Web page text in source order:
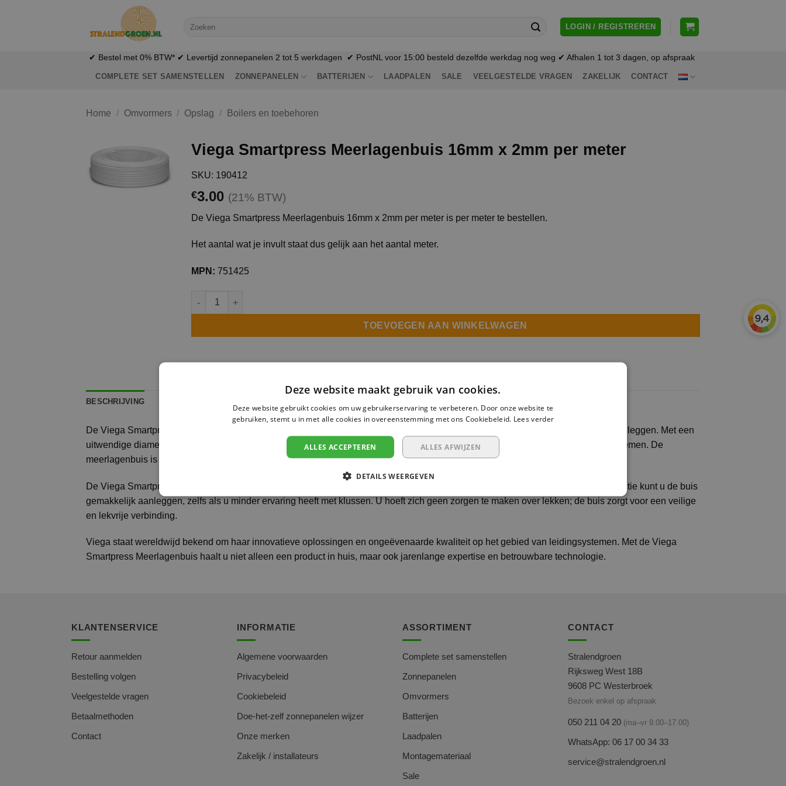
LOGIN / REGISTREREN
✔ Bestel met 0% BTW* ✔ Levertijd zonnepanelen 2 tot 5 werkdagen ✔ PostNL voor 15:00 besteld dezelfde werkdag nog weg ✔ Afhalen 1 tot 3 dagen, op afspraak
COMPLETE SET SAMENSTELLEN ZONNEPANELEN BATTERIJEN LAADPALEN SALE VEELGESTELDE VRAGEN ZAKELIJK CONTACT
Home / Omvormers / Opslag / Boilers en toebehoren
Viega Smartpress Meerlagenbuis 16mm x 2mm per meter
SKU: 190412
€3.00 (21% BTW)
De Viega Smartpress Meerlagenbuis 16mm x 2mm per meter is per meter te bestellen.
Het aantal wat je invult staat dus gelijk aan het aantal meter.
MPN: 751425
Viega Smartpress Meerlagenbuis 16mm x 2mm per meter aantal
TOEVOEGEN AAN WINKELWAGEN
BESCHRIJVING
De Viega Smartpress Meerlagenbuis 16mm x 2mm per meter is de ideale keuze voor doe-het-zelvers die een watertracé willen aanleggen. Met een
uitwendige diameter van 16mm en een wanddikte van 2mm biedt deze buis de perfecte maatvoering voor diverse waterleidingsystemen. De
meerlagenbuis is gemaakt van zeer hoogwaardig kunststof, wat zorgt voor duurzaamheid en betrouwbaarheid.
De Viega Smartpress Meerlagenbuis is ontworpen met het oog op eenvoudige installatie. Dankzij de flexibele en robuuste constructie kunt u de buis
gemakkelijk aanleggen, zelfs als u minder ervaring heeft met klussen. U hoeft zich geen zorgen te maken over lekken; de buis zorgt voor een veilige
en lekvrije verbinding.
Viega staat wereldwijd bekend om haar innovatieve oplossingen en ongeëvenaarde kwaliteit op het gebied van leidingsystemen. Met de Viega
Smartpress Meerlagenbuis haalt u niet alleen een product in huis, maar ook jarenlange expertise en betrouwbare technologie.
KLANTENSERVICE
Retour aanmelden
Bestelling volgen
Veelgestelde vragen
Betaalmethoden
Contact
INFORMATIE
Algemene voorwaarden
Privacybeleid
Cookiebeleid
Doe-het-zelf zonnepanelen wijzer
Onze merken
Zakelijk / installateurs
ASSORTIMENT
Complete set samenstellen
Zonnepanelen
Omvormers
Batterijen
Laadpalen
Montagemateriaal
Sale
CONTACT
Stralendgroen
Rijksweg West 18B
9608 PC Westerbroek
Bezoek enkel op afspraak
050 211 04 20 (ma–vr 9.00–17.00)
WhatsApp: 06 17 00 34 33
service@stralendgroen.nl
Deze website maakt gebruik van cookies.
Deze website gebruikt cookies om uw gebruikerservaring te verbeteren. Door onze website te
gebruiken, stemt u in met alle cookies in overeenstemming met ons Cookiebeleid. Lees verder
ALLES ACCEPTEREN ALLES AFWIJZEN
DETAILS WEERGEVEN